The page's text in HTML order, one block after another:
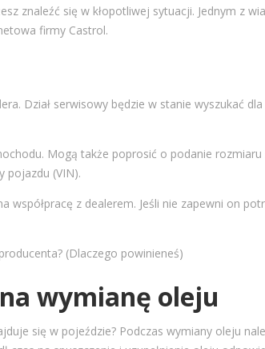
znaleźć się w kłopotliwej sytuacji. Jednym z
firmy Castrol.
Dział serwisowy będzie w stanie wyszukać
Mogą także poprosić o podanie rozmiaru
pojazdu (VIN).
współpracę z dealerem. Jeśli nie zapewni on
(Dlaczego powinieneś)
wymianę oleju
się w pojeździe? Podczas wymiany oleju